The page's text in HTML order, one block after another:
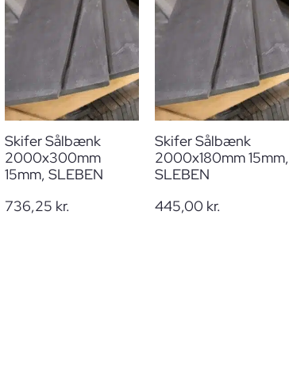
Skifer Sålbænk
2000x300mm
15mm, SLEBEN
736,25 kr.
Skifer Sålbænk
2000x180mm 15mm,
SLEBEN
445,00 kr.